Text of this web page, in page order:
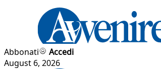
Abbonati
Accedi
August 6, 2026